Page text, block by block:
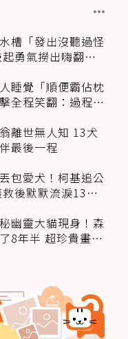
槽「發出沒聽過怪
勇氣撈出嗨翻：
睡覺「順便霸佔枕
全程笑翻：過程絲
離世無人知 13犬
最後一程
包愛犬！柯基追公
後默默流淚13萬
幽靈大貓現身！森
8年半 超珍貴畫面